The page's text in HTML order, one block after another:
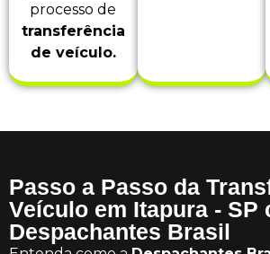
processo de
transferência
de veículo.
Passo a Passo da
Veículo em Itapura - SP
Despachantes Brasil